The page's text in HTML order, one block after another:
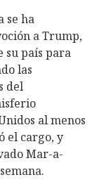
se ha
a Trump,
país para
las
del
al menos
el cargo, y
Mar-a-